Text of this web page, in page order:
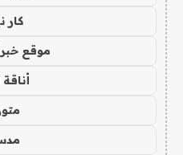
كار
موقع